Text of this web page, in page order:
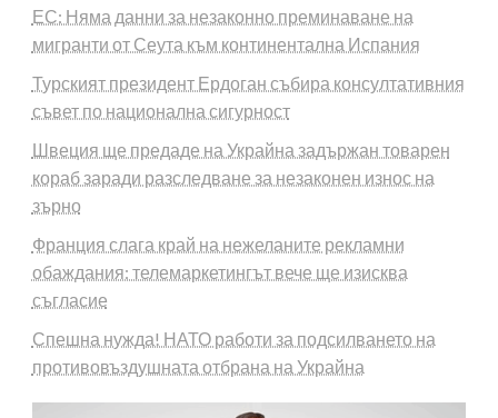
ЕС: Няма данни за незаконно преминаване на
мигранти от Сеута към континентална Испания
Турският президент Ердоган събира консултативния
съвет по национална сигурност
Швеция ще предаде на Украйна задържан товарен
кораб заради разследване за незаконен износ на
зърно
Франция слага край на нежеланите рекламни
обаждания: телемаркетингът вече ще изисква
съгласие
Спешна нужда! НАТО работи за подсилването на
противовъздушната отбрана на Украйна